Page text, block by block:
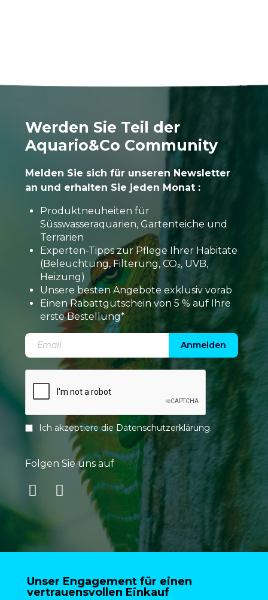
Werden Sie Teil der
Aquario&Co Community
Melden Sie sich für unseren Newsletter
an und erhalten Sie jeden Monat :
Produktneuheiten für
Süsswasseraquarien, Gartenteiche und
Terrarien
Experten-Tipps zur Pflege Ihrer Habitate
(Beleuchtung, Filterung, CO₂, UVB,
Heizung)
Unsere besten Angebote exklusiv vorab
Einen Rabattgutschein von 5 % auf Ihre
erste Bestellung*
Anmelden
Ich akzeptiere dieDatenschutzerklärung.
Folgen Sie uns auf
Unser Engagement für einen
vertrauensvollen Einkauf